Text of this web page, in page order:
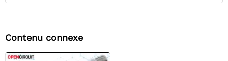
Contenu connexe